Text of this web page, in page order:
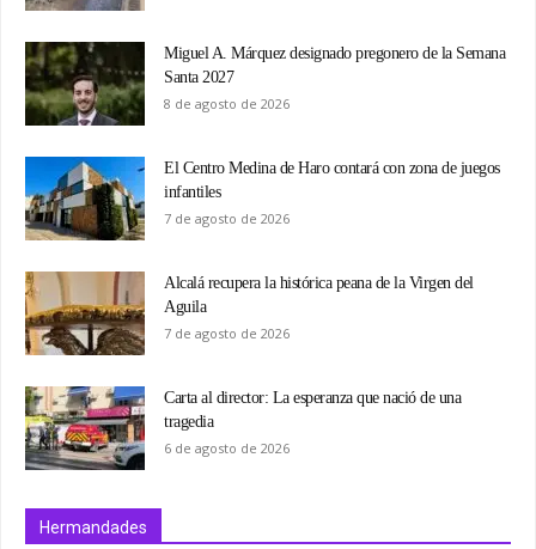
Miguel A. Márquez designado pregonero de la Semana
Santa 2027
8 de agosto de 2026
El Centro Medina de Haro contará con zona de juegos
infantiles
7 de agosto de 2026
Alcalá recupera la histórica peana de la Virgen del
Aguila
7 de agosto de 2026
Carta al director: La esperanza que nació de una
tragedia
6 de agosto de 2026
Hermandades